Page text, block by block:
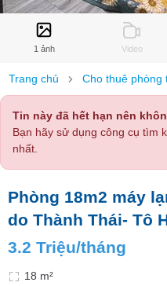
1 ảnh Video
Trang chủ Cho thuê phòng
Tin này đã hết hạn nên
Bạn hãy sử dụng công cụ tìm
nhất.
Phòng 18m2 máy
do Thành Thái- Tô
3.2 Triệu/tháng
18 m²